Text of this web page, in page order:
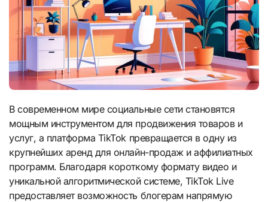
В современном мире социальные сети становятся
мощным инструментом для продвижения товаров и
услуг, а платформа TikTok превращается в одну из
крупнейших аренд для онлайн-продаж и аффилиатных
программ. Благодаря короткому формату видео и
уникальной алгоритмической системе, TikTok Live
предоставляет возможность блогерам напрямую